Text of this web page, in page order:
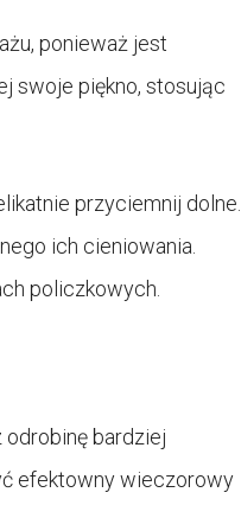
ponieważ jest
swoje piękno, stosując
przyciemnij dolne.
ich cieniowania.
policzkowych.
bardziej
efektowny wieczorowy